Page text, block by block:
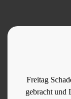
Freitag
gebracht und